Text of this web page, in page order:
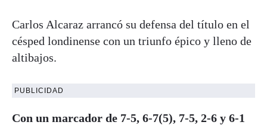
Carlos Alcaraz arrancó su defensa del título en el
césped londinense con un triunfo épico y lleno de
altibajos.
PUBLICIDAD
Con un marcador de 7-5, 6-7(5), 7-5, 2-6 y 6-1